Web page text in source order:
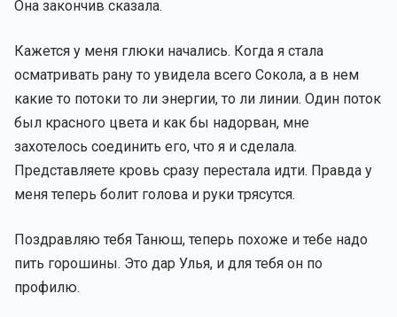
Она закончив сказала.
Кажется у меня глюки начались. Когда я стала
осматривать рану то увидела всего Сокола, а в нем
какие то потоки то ли энергии, то ли линии. Один поток
был красного цвета и как бы надорван, мне
захотелось соединить его, что я и сделала.
Представляете кровь сразу перестала идти. Правда у
меня теперь болит голова и руки трясутся.
Поздравляю тебя Танюш, теперь похоже и тебе надо
пить горошины. Это дар Улья, и для тебя он по
профилю.